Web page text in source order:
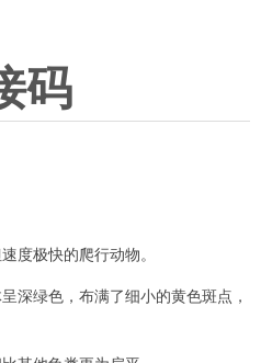
码
极快的爬行动物。
绿色，布满了细小的黄色斑点，